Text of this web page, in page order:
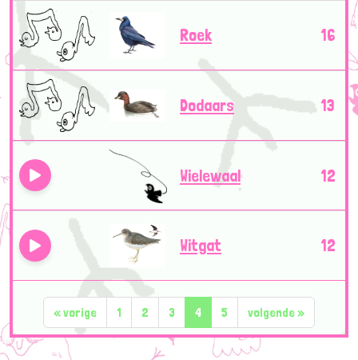
Roek 16
Dodaars 13
Wielewaal 12
Witgat 12
«vorige 1 2 3 4 5 volgende»